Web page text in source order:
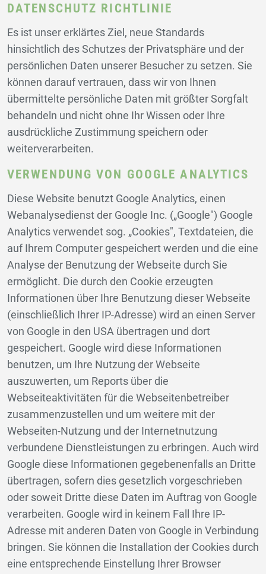
DATENSCHUTZ RICHTLINIE
Es ist unser erklärtes Ziel, neue Standards
hinsichtlich des Schutzes der Privatsphäre und der
persönlichen Daten unserer Besucher zu setzen. Sie
können darauf vertrauen, dass wir von Ihnen
übermittelte persönliche Daten mit größter Sorgfalt
behandeln und nicht ohne Ihr Wissen oder Ihre
ausdrückliche Zustimmung speichern oder
weiterverarbeiten.
VERWENDUNG VON GOOGLE ANALYTICS
Diese Website benutzt Google Analytics, einen
Webanalysedienst der Google Inc. („Google") Google
Analytics verwendet sog. „Cookies", Textdateien, die
auf Ihrem Computer gespeichert werden und die eine
Analyse der Benutzung der Webseite durch Sie
ermöglicht. Die durch den Cookie erzeugten
Informationen über Ihre Benutzung dieser Webseite
(einschließlich Ihrer IP-Adresse) wird an einen Server
von Google in den USA übertragen und dort
gespeichert. Google wird diese Informationen
benutzen, um Ihre Nutzung der Webseite
auszuwerten, um Reports über die
Webseiteaktivitäten für die Webseitenbetreiber
zusammenzustellen und um weitere mit der
Webseiten-Nutzung und der Internetnutzung
verbundene Dienstleistungen zu erbringen. Auch wird
Google diese Informationen gegebenenfalls an Dritte
übertragen, sofern dies gesetzlich vorgeschrieben
oder soweit Dritte diese Daten im Auftrag von Google
verarbeiten. Google wird in keinem Fall Ihre IP-
Adresse mit anderen Daten von Google in Verbindung
bringen. Sie können die Installation der Cookies durch
eine entsprechende Einstellung Ihrer Browser